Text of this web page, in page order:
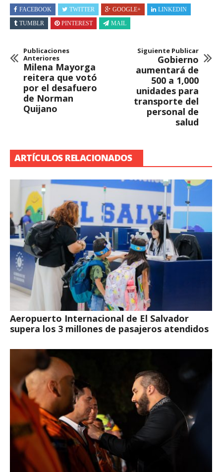
FACEBOOK TWITTER GOOGLE+
LINKEDIN
TUMBLR
PINTEREST MAIL
Publicaciones
Anteriores
Milena Mayorga
reitera que votó
por el desafuero
de Norman
Quijano
Siguiente Publicar
Gobierno
aumentará de
500 a 1,000
unidades para
transporte del
personal de
salud
ARTÍCULOS RELACIONADOS
Aeropuerto Internacional de El Salvador
supera los 3 millones de pasajeros atendidos